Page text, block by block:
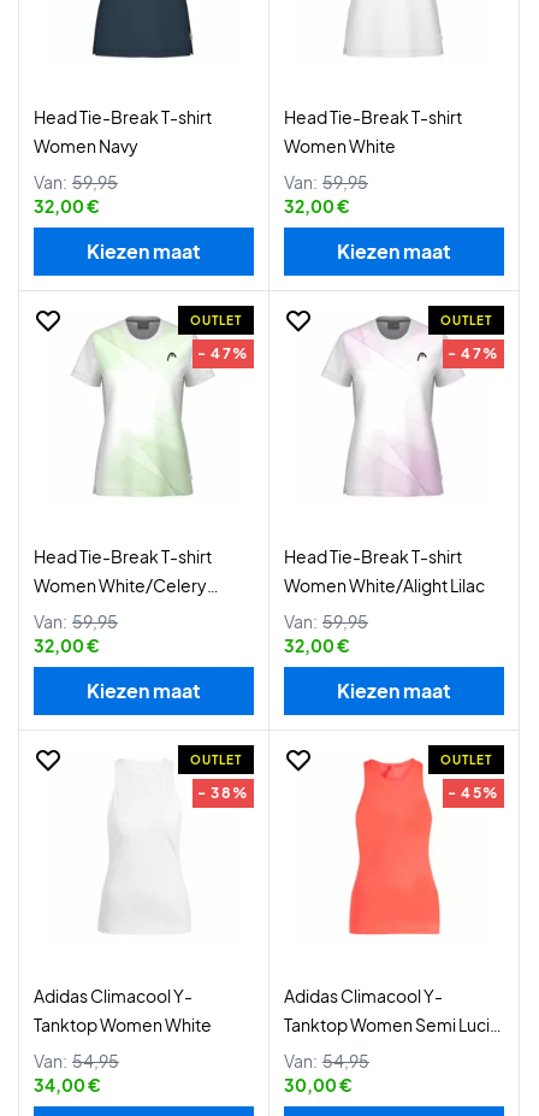
Head Tie-Break T-shirt
Women Navy
Van: 59,95
32,00 €
Kiezen maat
Head Tie-Break T-shirt
Women White
Van: 59,95
32,00 €
Kiezen maat
OUTLET
- 47%
Head Tie-Break T-shirt
Women White/Celery
Green
Van: 59,95
32,00 €
Kiezen maat
OUTLET
- 47%
Head Tie-Break T-shirt
Women White/Alight Lilac
Van: 59,95
32,00 €
Kiezen maat
OUTLET
- 38%
Adidas Climacool Y-
Tanktop Women White
Van: 54,95
34,00 €
OUTLET
- 45%
Adidas Climacool Y-
Tanktop Women Semi Lucid
Red
Van: 54,95
30,00 €